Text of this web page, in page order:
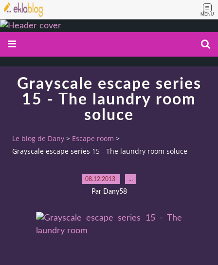
MENU
Grayscale escape series
15 - The laundry room
soluce
Le blog de Dany > Escape room >
Grayscale escape series 15 - The laundry room soluce
08.12.2013 …
Par Dany58